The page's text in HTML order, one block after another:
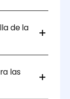
las
para
de la
la plantilla y
las